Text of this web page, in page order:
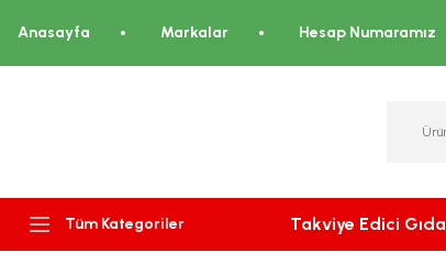
Anasayfa Markalar Hesap Numaramız
Tüm Kategoriler Takviye Edici Gıda